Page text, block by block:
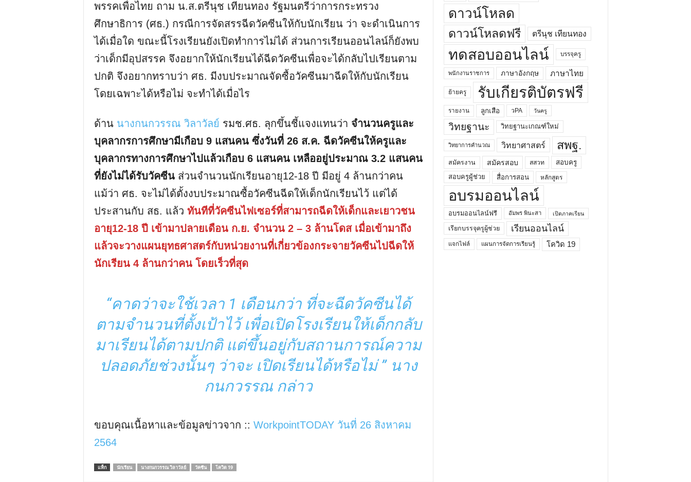
พรรคเพื่อไทย ถาม น.ส.ตรีนุช เทียนทอง รัฐมนตรีว่าการกระทรวง
ศึกษาธิการ (ศธ.) กรณีการจัดสรรฉีดวัคซีนให้กับนักเรียน ว่า จะดำเนินการ
ได้เมื่อใด ขณะนี้โรงเรียนยังเปิดทำการไม่ได้ ส่วนการเรียนออนไลน์ก็ยังพบ
ว่าเด็กมีอุปสรรค จึงอยากให้นักเรียนได้ฉีดวัคซีนเพื่อจะได้กลับไปเรียนตาม
ปกติ จึงอยากทราบว่า ศธ. มีงบประมาณจัดซื้อวัคซีนมาฉีดให้กับนักเรียน
โดยเฉพาะได้หรือไม่ จะทำได้เมื่อไร
ด้าน นางกนกวรรณ วิลาวัลย์ รมช.ศธ. ลุกขึ้นชี้แจงแทนว่า จำนวนครูและ
บุคลากรการศึกษามีเกือบ 9 แสนคน ซึ่งวันที่ 26 ส.ค. ฉีดวัคซีนให้ครูและ
บุคลากรทางการศึกษาไปแล้วเกือบ 6 แสนคน เหลืออยู่ประมาณ 3.2 แสนคน
ที่ยังไม่ได้รับวัคซีนส่วนจำนวนนักเรียนอายุ12-18 ปี มีอยู่ 4 ล้านกว่าคน
แม้ว่า ศธ. จะไม่ได้ตั้งงบประมาณซื้อวัคซีนฉีดให้เด็กนักเรียนไว้ แต่ได้
ประสานกับ สธ. แล้ว ทันทีที่วัคซีนไฟเซอร์ที่สามารถฉีดให้เด็กและเยาวชน
อายุ12-18 ปี เข้ามาปลายเดือน ก.ย. จำนวน 2 – 3 ล้านโดส เมื่อเข้ามาถึง
แล้วจะวางแผนยุทธศาสตร์กับหน่วยงานที่เกี่ยวข้องกระจายวัคซีนไปฉีดให้
นักเรียน 4 ล้านกว่าคน โดยเร็วที่สุด
“คาดว่าจะใช้เวลา 1 เดือนกว่า ที่จะฉีดวัคซีนได้
ตามจำนวนที่ตั้งเป้าไว้ เพื่อเปิดโรงเรียนให้เด็กกลับ
มาเรียนได้ตามปกติ แต่ขึ้นอยู่กับสถานการณ์ความ
ปลอดภัยช่วงนั้นๆ ว่าจะ เปิดเรียนได้หรือไม่ ” นาง
กนกวรรณ กล่าว
ขอบคุณเนื้อหาและข้อมูลข่าวจาก :: WorkpointTODAY วันที่ 26 สิงหาคม
2564
แท็ก นักเรียน นางกนกวรรณ วิลาวัลย์ วัคซีน โควิด 19
ดาวน์โหลด
ดาวน์โหลดฟรี ตรีนุช เทียนทอง
ทดสอบออนไลน์ บรรจุครู
พนักงานราชการ ภาษาอังกฤษ ภาษาไทย
ย้ายครู รับเกียรติบัตรฟรี
รายงาน ลูกเสือ วPA วันครู
วิทยฐานะ วิทยฐานะเกณฑ์ใหม่
วิทยาการคำนวณ วิทยาศาสตร์ สพฐ.
สมัครงาน สมัครสอบ สสวท
สอบครู
สอบครูผู้ช่วย
สื่อการสอน หลักสูตร
อบรมออนไลน์
อบรมออนไลน์ฟรี อัมพร พินะสา เปิดภาคเรียน
เรียกบรรจุครูผู้ช่วย เรียนออนไลน์
แจกไฟล์ แผนการจัดการเรียนรู้ โควิด 19